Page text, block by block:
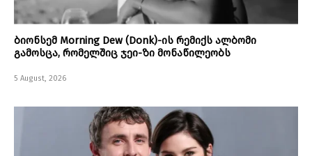
ბიონსემ Morning Dew (Donk)-ის რემიქს ალბომი
გამოსცა, რომელშიც ჯეი-ზი მონაწილეობს
5 August, 2026